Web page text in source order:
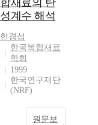
합재료의 탄
성계수 해석
한경섭
한국복합재료
학회
1999
한국연구재단
(NRF)
원문보